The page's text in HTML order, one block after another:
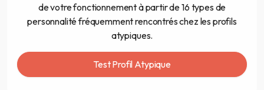
de votre fonctionnement à partir de 16 types de
personnalité fréquemment rencontrés chez les profils
atypiques.
Test Profil Atypique